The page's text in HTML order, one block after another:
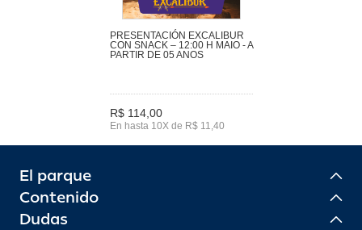
PRESENTACIÓN EXCALIBUR
CON SNACK – 12:00 H MAIO - A
PARTIR DE 05 ANOS
R$ 114,00
En hasta 10X de R$ 11,40
El parque
Contenido
Dudas